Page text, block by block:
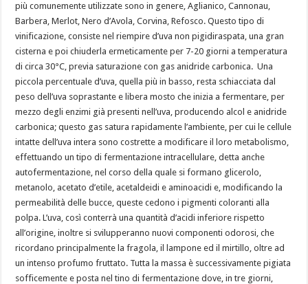
più comunemente utilizzate sono in genere, Aglianico, Cannonau,
Barbera, Merlot, Nero d’Avola, Corvina, Refosco. Questo tipo di
vinificazione, consiste nel riempire d’uva non pigidiraspata, una gran
cisterna e poi chiuderla ermeticamente per 7-20 giorni a temperatura
di circa 30°C, previa saturazione con gas anidride carbonica. Una
piccola percentuale d’uva, quella più in basso, resta schiacciata dal
peso dell’uva soprastante e libera mosto che inizia a fermentare, per
mezzo degli enzimi già presenti nell’uva, producendo alcol e anidride
carbonica; questo gas satura rapidamente l’ambiente, per cui le cellule
intatte dell’uva intera sono costrette a modificare il loro metabolismo,
effettuando un tipo di fermentazione intracellulare, detta anche
autofermentazione, nel corso della quale si formano glicerolo,
metanolo, acetato d’etile, acetaldeidi e aminoacidi e, modificando la
permeabilità delle bucce, queste cedono i pigmenti coloranti alla
polpa. L’uva, così conterrà una quantità d’acidi inferiore rispetto
all’origine, inoltre si svilupperanno nuovi componenti odorosi, che
ricordano principalmente la fragola, il lampone ed il mirtillo, oltre ad
un intenso profumo fruttato. Tutta la massa è successivamente pigiata
sofficemente e posta nel tino di fermentazione dove, in tre giorni,